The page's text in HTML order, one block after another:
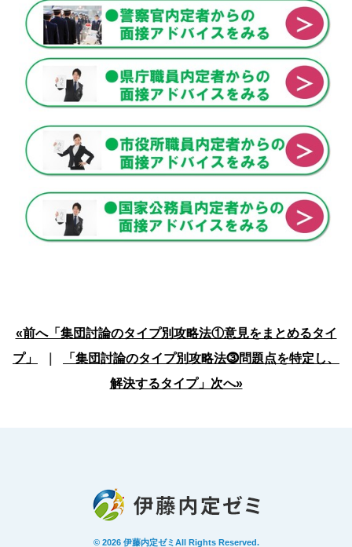
«前へ「集団討論のタイプ別攻略法①意見をまとめるタイ
プ」
「集団討論のタイプ別攻略法⓷問題点を特定し、
解決するタイプ」次へ»
© 2026 伊藤内定ゼミ All Rights Reserved.